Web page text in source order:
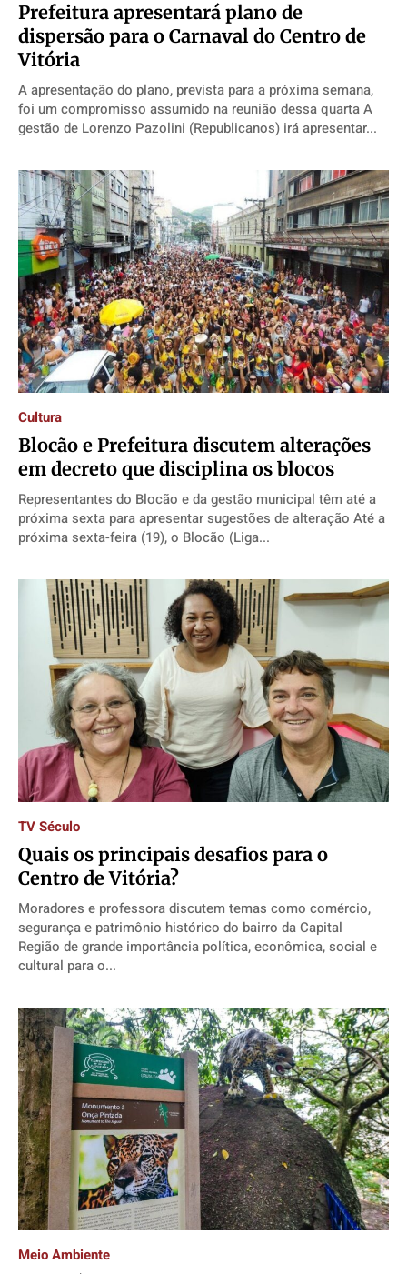
Prefeitura apresentará plano de
dispersão para o Carnaval do Centro de
Vitória
A apresentação do plano, prevista para a próxima semana,
foi um compromisso assumido na reunião dessa quarta A
gestão de Lorenzo Pazolini (Republicanos) irá apresentar...
Cultura
​Blocão e Prefeitura discutem alterações
em decreto que disciplina os blocos
Representantes do Blocão e da gestão municipal têm até a
próxima sexta para apresentar sugestões de alteração Até a
próxima sexta-feira (19), o Blocão (Liga...
TV Século
Quais os principais desafios para o
Centro de Vitória?
Moradores e professora discutem temas como comércio,
segurança e patrimônio histórico do bairro da Capital
Região de grande importância política, econômica, social e
cultural para o...
Meio Ambiente